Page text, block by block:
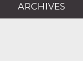
ARCHIVES